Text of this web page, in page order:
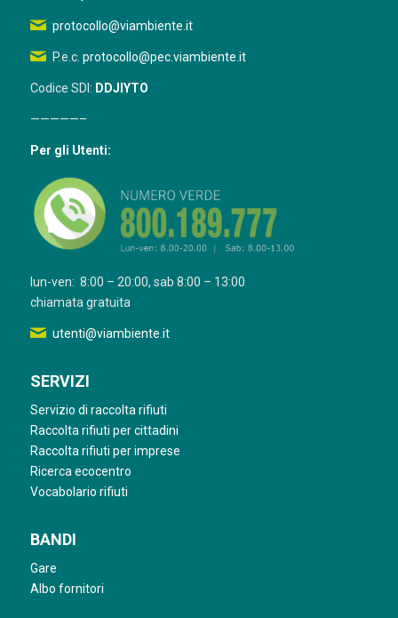
protocollo@viambiente.it
P.e.c. protocollo@pec.viambiente.it
Codice SDI: DDJIYTO
—————–
Per gli Utenti:
lun-ven: 8:00 – 20:00, sab 8:00 – 13:00
chiamata gratuita
utenti@viambiente.it
SERVIZI
Servizio di raccolta rifiuti
Raccolta rifiuti per cittadini
Raccolta rifiuti per imprese
Ricerca ecocentro
Vocabolario rifiuti
BANDI
Gare
Albo fornitori